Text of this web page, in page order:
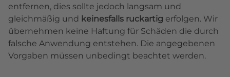
entfernen, dies sollte jedoch langsam und
gleichmäßig und keinesfalls ruckartig erfolgen. Wir
übernehmen keine Haftung für Schäden die durch
falsche Anwendung entstehen. Die angegebenen
Vorgaben müssen unbedingt beachtet werden.